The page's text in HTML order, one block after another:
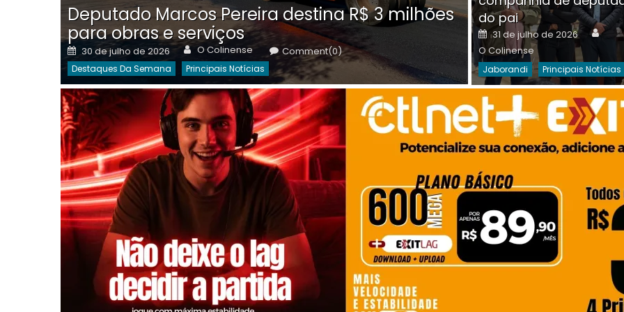
Deputado Marcos Pereira destina R$ 3 milhões
para obras e serviços
Posted
on
30 de julho de 2026 Author
O Colinense Comment(0)
Destaques Da Semana Principais Notícias
on
30 de julho de 2026 O
Destaques Da Semana
do pai
Posted
on
31 de julho de 2026
O Colinense
Jaborandi Principais Notícias